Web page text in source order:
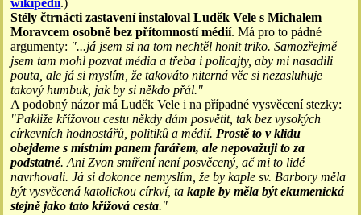
wikipedii.)
Stély čtrnácti zastavení instaloval Luděk Vele s Michalem
Moravcem osobně bez přítomností médií. Má pro to pádné
argumenty: "...já jsem si na tom nechtěl honit triko. Samozřejmě
jsem tam mohl pozvat média a třeba i policajty, aby mi nasadili
pouta, ale já si myslím, že takováto niterná věc si nezasluhuje
takový humbuk, jak by si někdo přál."
A podobný názor má Luděk Vele i na případné vysvěcení stezky:
"Pakliže křížovou cestu někdy dám posvětit, tak bez vysokých
církevních hodnostářů, politiků a médií. Prostě to v klidu
obejdeme s místním panem farářem, ale nepovažuji to za
podstatné. Ani Zvon smíření není posvěcený, ač mi to lidé
navrhovali. Já si dokonce nemyslím, že by kaple sv. Barbory měla
být vysvěcená katolickou církví, takaple by měla být ekumenická
stejně jako tato křížová cesta."